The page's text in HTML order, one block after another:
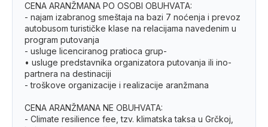
CENA ARANŽMANA PO OSOBI OBUHVATA:
- najam izabranog smeštaja na bazi 7 noćenja i prevoz
autobusom turističke klase na relacijama navedenim u
program putovanja
- usluge licenciranog pratioca grup-
• usluge predstavnika organizatora putovanja ili ino-
partnera na destinaciji
- troškove organizacije i realizacije aranžmana
CENA ARANŽMANA NE OBUHVATA:
- Climate resilience fee, tzv. klimatska taksa u Grčkoj,